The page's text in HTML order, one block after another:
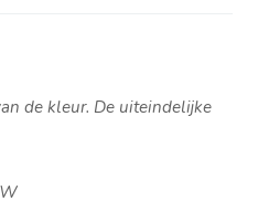
de kleur. De uiteindelijke